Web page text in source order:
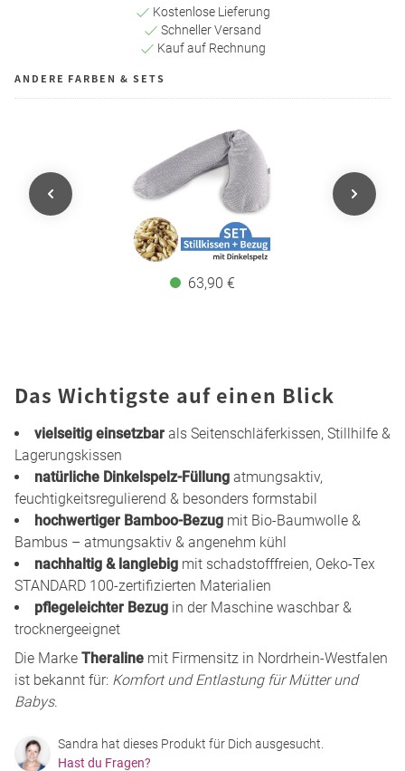
Kostenlose Lieferung
Schneller Versand
Kauf auf Rechnung
ANDERE FARBEN & SETS
63,90 €
Das Wichtigste auf einen Blick
vielseitig einsetzbar als Seitenschläferkissen, Stillhilfe &
Lagerungskissen
natürliche Dinkelspelz-Füllung atmungsaktiv,
feuchtigkeitsregulierend & besonders formstabil
hochwertiger Bamboo-Bezug mit Bio-Baumwolle &
Bambus – atmungsaktiv & angenehm kühl
nachhaltig & langlebig mit schadstofffreien, Oeko-Tex
STANDARD 100-zertifizierten Materialien
pflegeleichter Bezug in der Maschine waschbar &
trocknergeeignet
Die Marke Theraline mit Firmensitz in Nordrhein-Westfalen
ist bekannt für: Komfort und Entlastung für Mütter und
Babys.
Sandra hat dieses Produkt für Dich ausgesucht.
Hast du Fragen?